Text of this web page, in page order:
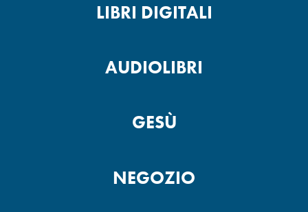
LIBRI DIGITALI
AUDIOLIBRI
GESÙ
NEGOZIO